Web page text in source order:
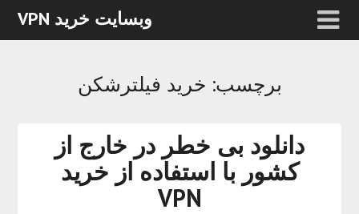
وبسایت خرید VPN
برچسب: خرید فیلترشکن
دانلود بی خطر در خارج از
کشور با استفاده از خرید
VPN